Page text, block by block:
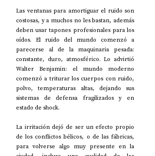
Las ventanas para amortiguar el ruido son
costosas, y a muchos no les bastan, además
deben usar tapones profesionales para los
oídos. El ruido del mundo comenzó a
parecerse al de la maquinaria pesada:
constante, duro, atmosférico. Lo advirtió
Walter Benjamin: el mundo moderno
comenzó a triturar los cuerpos con ruido,
polvo, temperaturas altas, dejando sus
sistemas de defensa fragilizados y en
estado de shock.
La irritación dejó de ser un efecto propio
de los conflictos bélicos, o de las fábricas,
para volverse algo muy presente en la